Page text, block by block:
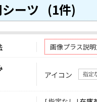
ーツ (1件)
画像プラス説
アイコン